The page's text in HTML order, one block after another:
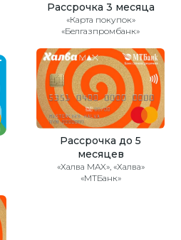
Рассрочка 3 месяца
«Карта покупок»
«Белгазпромбанк»
Рассрочка до 5
месяцев
«Халва MAX», «Халва»
«МТБанк»